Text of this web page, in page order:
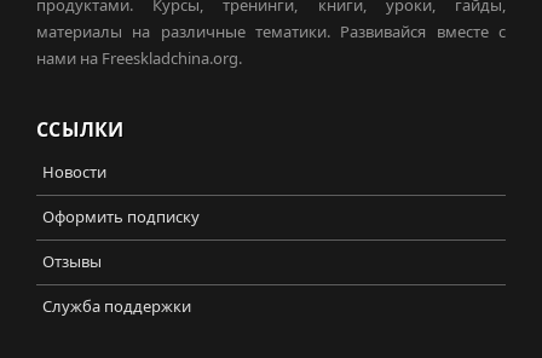
продуктами. Курсы, тренинги, книги, уроки, гайды,
материалы на различные тематики. Развивайся вместе с
нами на Freeskladchina.org.
ССЫЛКИ
Новости
Оформить подписку
Отзывы
Служба поддержки